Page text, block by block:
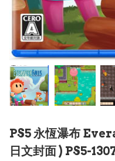
PS5 永恆瀑布
日文封面 ) PS5-